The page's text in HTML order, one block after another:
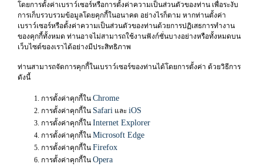
โดยการตั้งค่าเบราว์เซอร์หรือการตั้งค่าความเป็นส่วนตัวของท่าน เพื่อระงับ
การเก็บรวบรวมข้อมูลโดยคุกกี้ในอนาคต อย่างไรก็ตาม หากท่านตั้งค่า
เบราว์เซอร์หรือตั้งค่าความเป็นส่วนตัวของท่านด้วยการปฏิเสธการทำงาน
ของคุกกี้ทั้งหมด ท่านอาจไม่สามารถใช้งานฟังก์ชั่นบางอย่างหรือทั้งหมดบน
เว็บไซต์ของเราได้อย่างมีประสิทธิภาพ
ท่านสามารถจัดการคุกกี้ในเบราว์เซอร์ของท่านได้โดยการตั้งค่า ด้วยวิธีการ
ดังนี้
การตั้งค่าคุกกี้ใน Chrome
การตั้งค่าคุกกี้ใน Safari และ iOS
การตั้งค่าคุกกี้ใน Internet Explorer
การตั้งค่าคุกกี้ใน Microsoft Edge
การตั้งค่าคุกกี้ใน Firefox
การตั้งค่าคุกกี้ใน Opera